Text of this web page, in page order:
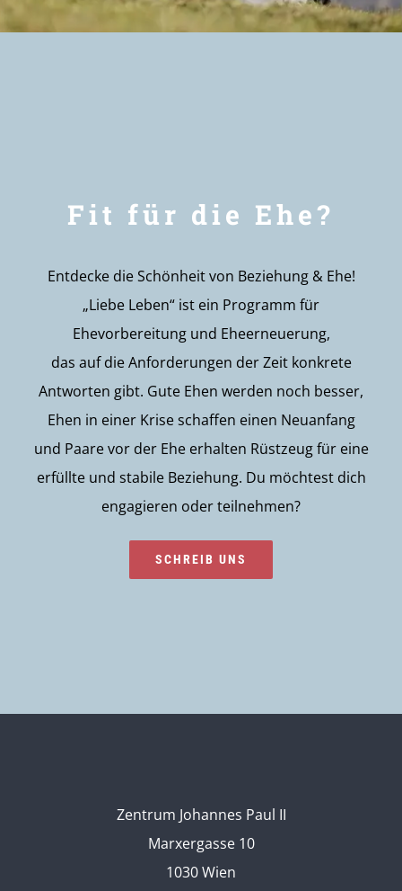
Fit für die Ehe?
Entdecke die Schönheit von Beziehung & Ehe!
„Liebe Leben“ ist ein Programm für
Ehevorbereitung und Eheerneuerung,
das auf die Anforderungen der Zeit konkrete
Antworten gibt. Gute Ehen werden noch besser,
Ehen in einer Krise schaffen einen Neuanfang
und Paare vor der Ehe erhalten Rüstzeug für eine
erfüllte und stabile Beziehung. Du möchtest dich
engagieren oder teilnehmen?
SCHREIB UNS
Zentrum Johannes Paul II
Marxergasse 10
1030 Wien